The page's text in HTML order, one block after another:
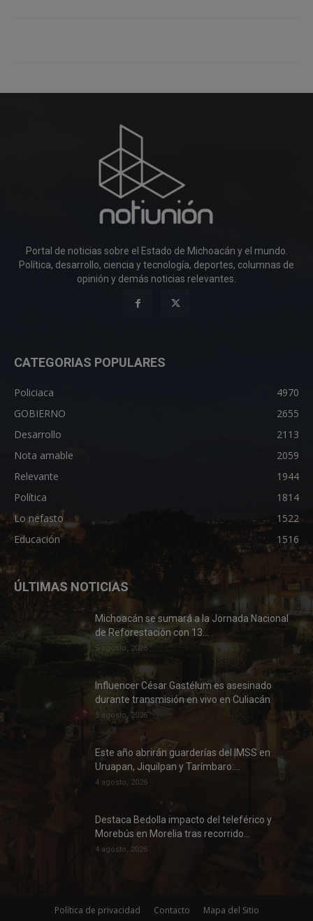
Portal de noticias sobre el Estado de Michoacán y el mundo.
Política, desarrollo, ciencia y tecnología, deportes, columnas de
opinión y demás noticias relevantes.
CATEGORIAS POPULARES
Policiaca
4970
GOBIERNO
2655
Desarrollo
2113
Nota amable
2059
Relevante
1944
Política
1814
Lo nefasto
1522
Educación
1516
ÚLTIMAS NOTICIAS
Michoacán se sumará a la Jornada Nacional
de Reforestación con 13...
5 agosto, 2026
Influencer César Gastélum es asesinado
durante transmisión en vivo en Culiacán
5 agosto, 2026
Este año abrirán guarderías del IMSS en
Uruapan, Jiquilpan y Tarímbaro:...
4 agosto, 2026
Destaca Bedolla impacto del teleférico y
Morebús en Morelia tras recorrido...
4 agosto, 2026
Política de privacidad Contacto Mapa del Sitio